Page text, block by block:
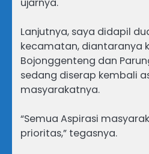
Lanjutnya, saya didapil
kecamatan, diantaranya
Bojonggenteng dan
sedang diserap kembali
masyarakatnya.
“Semua Aspirasi
prioritas,” tegasnya.